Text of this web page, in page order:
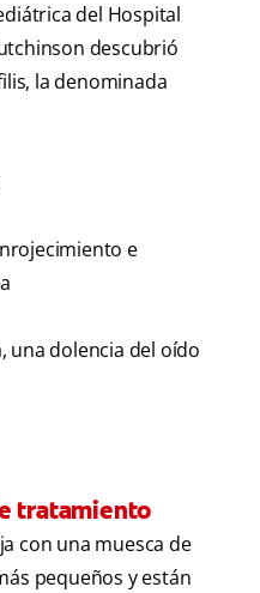
del Hospital
descubrió
la denominada
e
una dolencia del oído
tratamiento
con una muesca de
pequeños y están